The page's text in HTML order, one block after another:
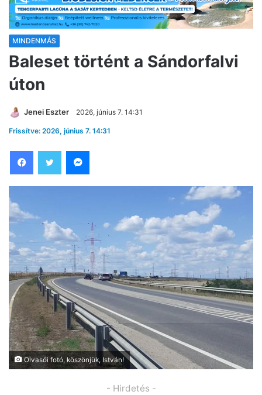
MINDENMÁS
Baleset történt a Sándorfalvi
úton
Jenei Eszter 2026, június 7. 14:31
Frissítve: 2026, június 7. 14:31
Olvasói fotó, köszönjük, István!
- Hirdetés -